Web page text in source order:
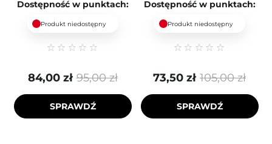
Dostępność w punktach:
Produkt niedostępny
95,00 zł
84,00 zł
SPRAWDŹ
Dostępność w punktach:
Produkt niedostępny
105,00 zł
73,50 zł
SPRAWDŹ